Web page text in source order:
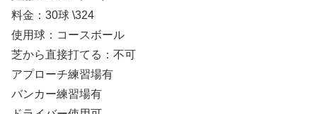
料金：30球 \324
使用球：コースボール
芝から直接打てる：不可
アプローチ練習場有
バンカー練習場有